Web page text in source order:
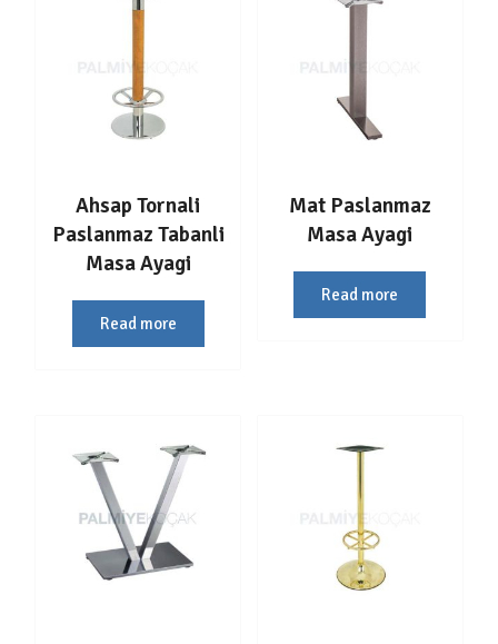
Ahsap Tornali
Paslanmaz Tabanli
Masa Ayagi
Read more
Mat Paslanmaz
Masa Ayagi
Read more